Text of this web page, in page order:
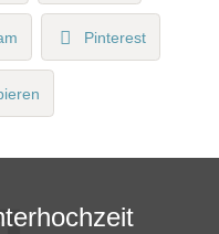
Pinterest